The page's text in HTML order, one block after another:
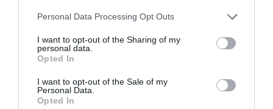
Please note that this website/app uses one or more Google
not limited to your visit or usage behaviour. You may click to
grant or deny consent to Google and its third-party tags to
use your data for below specified purposes in below Google
consent section.
Personal Data Processing Opt Outs
I want to opt-out of the Sharing of my
personal data.
Opted In
I want to opt-out of the Sale of my
Personal Data.
Opted In
PRONEWS.GR /ΑΣΤΡΑ & ΖΩΔΙΑ
Τα τέσσερα ζώδια που θα
αντιμετωπίσουν μία μεγάλη αλήθεια
έως τις 12 Δεκεμβρίου